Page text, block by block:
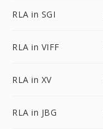
RLA in SGI
RLA in VIFF
RLA in XV
RLA in JBG